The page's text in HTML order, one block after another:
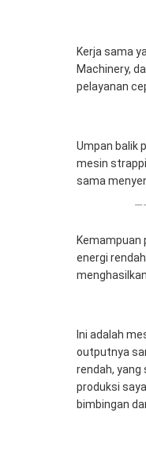
Kerja sama
Machinery,
pelayanan
Umpan balik
mesin
sama
Kemampuan
energi
Ini adalah
outputnya
rendah,
produksi
bimbingan